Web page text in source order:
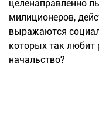
целенаправленно
милиционеров,
выражаются
которых так любит
начальство?